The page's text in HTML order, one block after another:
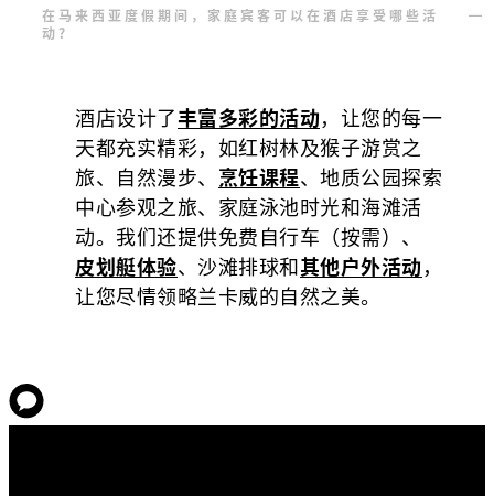
在马来西亚度假期间，家庭宾客可以在酒店享受哪些活
动？
酒店设计了丰富多彩的活动， 让您的每一
天都充实精彩，如红树林及猴子游赏之
旅、自然漫步、 烹饪课程、地质公园探索
中心参观之旅、家庭泳池时光和海滩活
动。我们还提供免费自行车（按需）、
皮划艇体验、沙滩排球和其他户外活动，
让您尽情领略兰卡威的自然之美。